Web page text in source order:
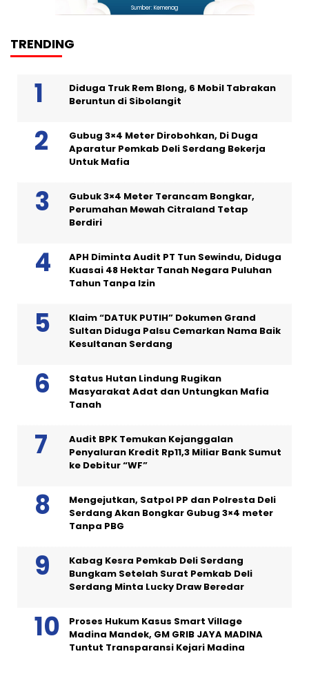
Sumber: Kemenag
TRENDING
Diduga Truk Rem Blong, 6 Mobil Tabrakan
Beruntun di Sibolangit
Gubug 3×4 Meter Dirobohkan, Di Duga
Aparatur Pemkab Deli Serdang Bekerja
Untuk Mafia
Gubuk 3×4 Meter Terancam Bongkar,
Perumahan Mewah Citraland Tetap
Berdiri
APH Diminta Audit PT Tun Sewindu, Diduga
Kuasai 48 Hektar Tanah Negara Puluhan
Tahun Tanpa Izin
Klaim “DATUK PUTIH” Dokumen Grand
Sultan Diduga Palsu Cemarkan Nama Baik
Kesultanan Serdang
Status Hutan Lindung Rugikan
Masyarakat Adat dan Untungkan Mafia
Tanah
Audit BPK Temukan Kejanggalan
Penyaluran Kredit Rp11,3 Miliar Bank Sumut
ke Debitur “WF”
Mengejutkan, Satpol PP dan Polresta Deli
Serdang Akan Bongkar Gubug 3×4 meter
Tanpa PBG
Kabag Kesra Pemkab Deli Serdang
Bungkam Setelah Surat Pemkab Deli
Serdang Minta Lucky Draw Beredar
Proses Hukum Kasus Smart Village
Madina Mandek, GM GRIB JAYA MADINA
Tuntut Transparansi Kejari Madina